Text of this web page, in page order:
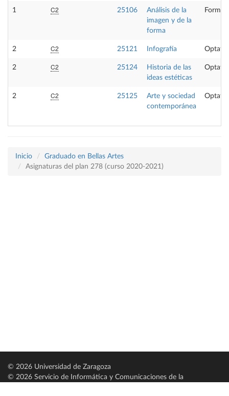
1 C2 25106
Análisis de la
imagen y de la
forma
2 C2 25121 Infografía
2 C2 25124
Historia de las
ideas estéticas
2 C2 25125
Arte y sociedad
contemporánea
Inicio
Graduado en Bellas Artes
Asignaturas del plan 278 (curso 2020-2021)
© 2026 Universidad de Zaragoza
© 2026 Servicio de Informática y Comunicaciones de la